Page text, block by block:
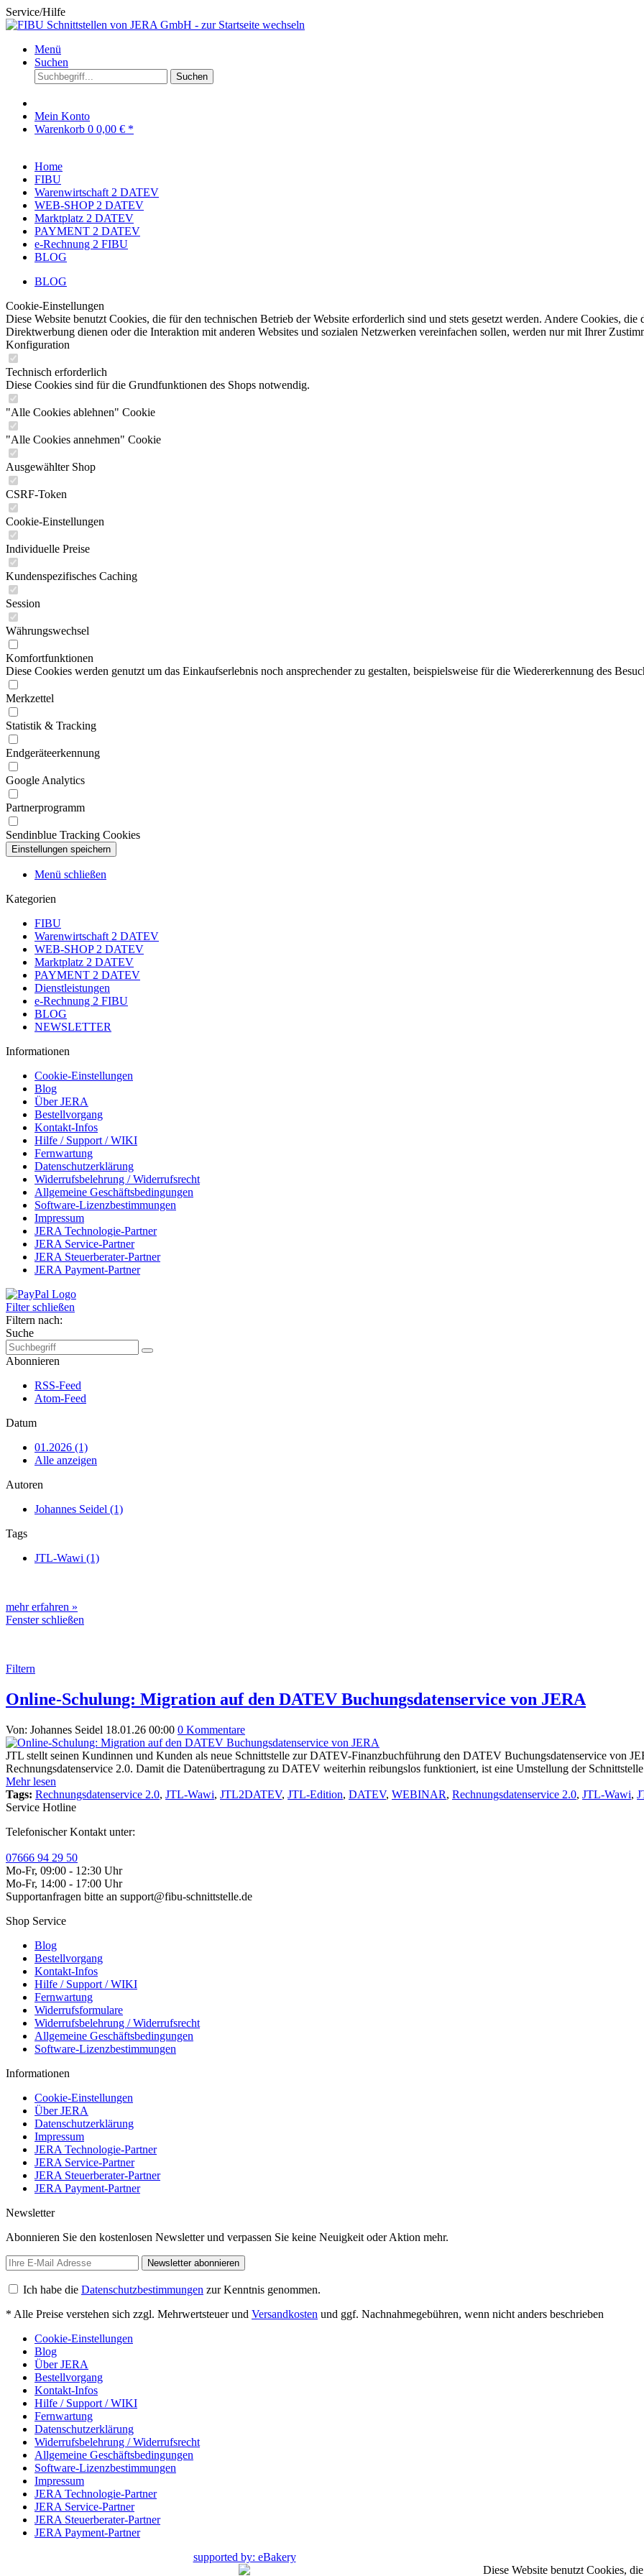
Service/Hilfe
Menü
Suchen
Suchen
Mein Konto
Warenkorb 0 0,00 € *
Home
FIBU
Warenwirtschaft 2 DATEV
WEB-SHOP 2 DATEV
Marktplatz 2 DATEV
PAYMENT 2 DATEV
e-Rechnung 2 FIBU
BLOG
BLOG
Cookie-Einstellungen
Diese Website benutzt Cookies, die für den technischen Betrieb der Website erforderlich sind und stets gesetzt werden. Andere Cookies,
Direktwerbung dienen oder die Interaktion mit anderen Websites und sozialen Netzwerken vereinfachen sollen, werden nur mit Ihrer
Konfiguration
Technisch erforderlich
Diese Cookies sind für die Grundfunktionen des Shops notwendig.
"Alle Cookies ablehnen" Cookie
"Alle Cookies annehmen" Cookie
Ausgewählter Shop
CSRF-Token
Cookie-Einstellungen
Individuelle Preise
Kundenspezifisches Caching
Session
Währungswechsel
Komfortfunktionen
Diese Cookies werden genutzt um das Einkaufserlebnis noch ansprechender zu gestalten, beispielsweise für die Wiedererkennung des
Merkzettel
Statistik & Tracking
Endgeräteerkennung
Google Analytics
Partnerprogramm
Sendinblue Tracking Cookies
Menü schließen
Kategorien
FIBU
Warenwirtschaft 2 DATEV
WEB-SHOP 2 DATEV
Marktplatz 2 DATEV
PAYMENT 2 DATEV
Dienstleistungen
e-Rechnung 2 FIBU
BLOG
NEWSLETTER
Informationen
Cookie-Einstellungen
Blog
Über JERA
Bestellvorgang
Kontakt-Infos
Hilfe / Support / WIKI
Fernwartung
Datenschutzerklärung
Widerrufsbelehrung / Widerrufsrecht
Allgemeine Geschäftsbedingungen
Software-Lizenzbestimmungen
Impressum
JERA Technologie-Partner
JERA Service-Partner
JERA Steuerberater-Partner
JERA Payment-Partner
Filter schließen
Filtern nach:
Suche
Abonnieren
RSS-Feed
Atom-Feed
Datum
01.2026 (1)
Alle anzeigen
Autoren
Johannes Seidel (1)
Tags
JTL-Wawi (1)
mehr erfahren »
Fenster schließen
Filtern
Online-Schulung: Migration auf den DATEV Buchungsdatenservice von JERA
Von: Johannes Seidel 18.01.26 00:00 0 Kommentare
JTL stellt seinen Kundinnen und Kunden als neue Schnittstelle zur DATEV-Finanzbuchführung den DATEV Buchungsdatenservice von
Rechnungsdatenservice 2.0. Damit die Datenübertragung zu DATEV weiterhin reibungslos funktioniert, ist eine Umstellung der
Mehr lesen
Tags: Rechnungsdatenservice 2.0, JTL-Wawi, JTL2DATEV, JTL-Edition, DATEV, WEBINAR, Rechnungsdatenservice 2.0, JTL-Wawi,
Service Hotline
Telefonischer Kontakt unter:
07666 94 29 50
Mo-Fr, 09:00 - 12:30 Uhr
Mo-Fr, 14:00 - 17:00 Uhr
Supportanfragen bitte an support@fibu-schnittstelle.de
Shop Service
Blog
Bestellvorgang
Kontakt-Infos
Hilfe / Support / WIKI
Fernwartung
Widerrufsformulare
Widerrufsbelehrung / Widerrufsrecht
Allgemeine Geschäftsbedingungen
Software-Lizenzbestimmungen
Informationen
Cookie-Einstellungen
Über JERA
Datenschutzerklärung
Impressum
JERA Technologie-Partner
JERA Service-Partner
JERA Steuerberater-Partner
JERA Payment-Partner
Newsletter
Abonnieren Sie den kostenlosen Newsletter und verpassen Sie keine Neuigkeit oder Aktion mehr.
Newsletter abonnieren
Ich habe die Datenschutzbestimmungen zur Kenntnis genommen.
* Alle Preise verstehen sich zzgl. Mehrwertsteuer und Versandkosten und ggf. Nachnahmegebühren, wenn nicht anders beschrieben
Cookie-Einstellungen
Blog
Über JERA
Bestellvorgang
Kontakt-Infos
Hilfe / Support / WIKI
Fernwartung
Datenschutzerklärung
Widerrufsbelehrung / Widerrufsrecht
Allgemeine Geschäftsbedingungen
Software-Lizenzbestimmungen
Impressum
JERA Technologie-Partner
JERA Service-Partner
JERA Steuerberater-Partner
JERA Payment-Partner
supported by: eBakery
Diese Website benutzt Cookies,